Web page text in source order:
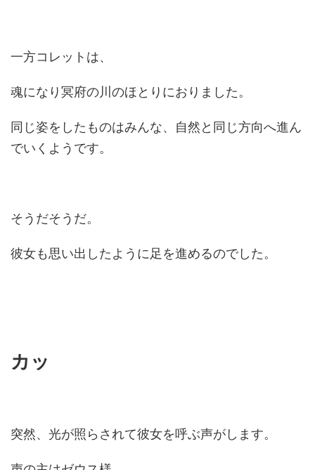
一方コレットは、
魂になり冥府の川のほとりにおりました。
同じ姿をしたものはみんな、自然と同じ方向へ進ん
でいくようです。
そうだそうだ。
彼女も思い出したように足を進めるのでした。
カッ
突然、光が照らされて彼女を呼ぶ声がします。